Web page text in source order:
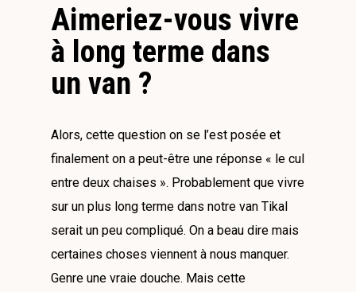
Aimeriez-vous vivre
à long terme dans
un van ?
Alors, cette question on se l’est posée et
finalement on a peut-être une réponse « le cul
entre deux chaises ». Probablement que vivre
sur un plus long terme dans notre van Tikal
serait un peu compliqué. On a beau dire mais
certaines choses viennent à nous manquer.
Genre une vraie douche. Mais cette